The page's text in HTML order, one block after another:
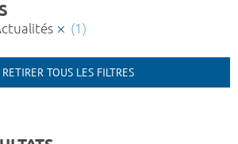
(1)
RETIRER TOUS LES FILTRES